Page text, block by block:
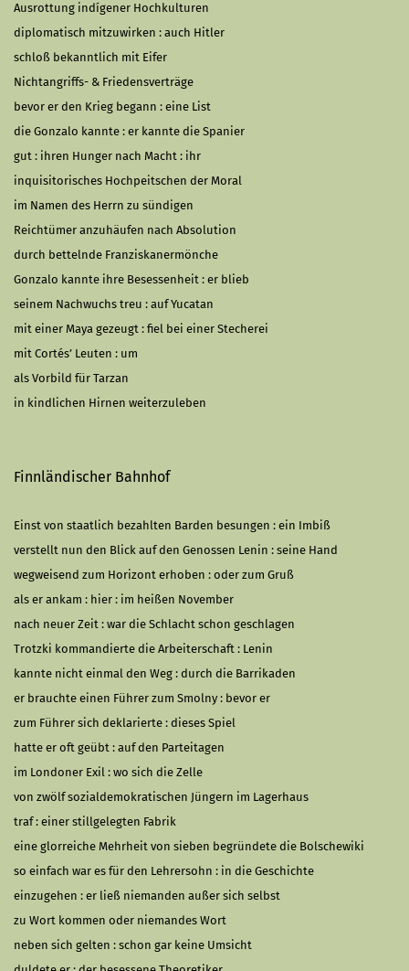
Ausrottung indígener Hochkulturen
diplomatisch mitzuwirken : auch Hitler
schloß bekanntlich mit Eifer
Nichtangriffs- & Friedensverträge
bevor er den Krieg begann : eine List
die Gonzalo kannte : er kannte die Spanier
gut : ihren Hunger nach Macht : ihr
inquisitorisches Hochpeitschen der Moral
im Namen des Herrn zu sündigen
Reichtümer anzuhäufen nach Absolution
durch bettelnde Franziskanermönche
Gonzalo kannte ihre Besessenheit : er blieb
seinem Nachwuchs treu : auf Yucatan
mit einer Maya gezeugt : fiel bei einer Stecherei
mit Cortés’ Leuten : um
als Vorbild für Tarzan
in kindlichen Hirnen weiterzuleben
Finnländischer Bahnhof
Einst von staatlich bezahlten Barden besungen : ein Imbiß
verstellt nun den Blick auf den Genossen Lenin : seine Hand
wegweisend zum Horizont erhoben : oder zum Gruß
als er ankam : hier : im heißen November
nach neuer Zeit : war die Schlacht schon geschlagen
Trotzki kommandierte die Arbeiterschaft : Lenin
kannte nicht einmal den Weg : durch die Barrikaden
er brauchte einen Führer zum Smolny : bevor er
zum Führer sich deklarierte : dieses Spiel
hatte er oft geübt : auf den Parteitagen
im Londoner Exil : wo sich die Zelle
von zwölf sozialdemokratischen Jüngern im Lagerhaus
traf : einer stillgelegten Fabrik
eine glorreiche Mehrheit von sieben begründete die Bolschewiki
so einfach war es für den Lehrersohn : in die Geschichte
einzugehen : er ließ niemanden außer sich selbst
zu Wort kommen oder niemandes Wort
neben sich gelten : schon gar keine Umsicht